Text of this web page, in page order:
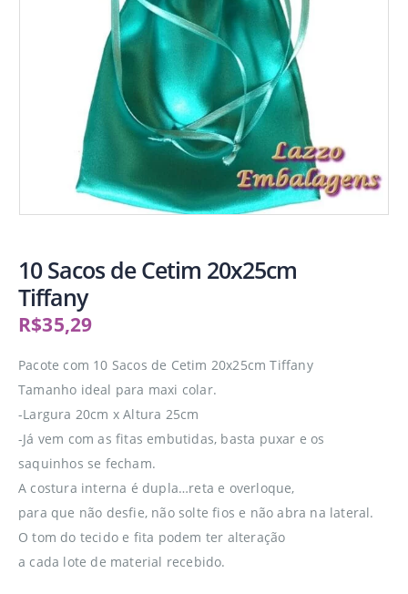
10 Sacos de Cetim 20x25cm
Tiffany
R$35,29
Pacote com 10 Sacos de Cetim 20x25cm Tiffany
Tamanho ideal para maxi colar.
-Largura 20cm x Altura 25cm
-Já vem com as fitas embutidas, basta puxar e os
saquinhos se fecham.
A costura interna é dupla…reta e overloque,
para que não desfie, não solte fios e não abra na lateral.
O tom do tecido e fita podem ter alteração
a cada lote de material recebido.